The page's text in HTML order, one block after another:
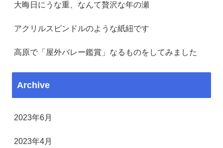
大晦日にうな重、なんて贅沢な年の瀬
アクリルスピンドルのような紙紐です
高原で「屋外バレー鑑賞」なるものをしてみました
Archive
2023年6月
2023年4月